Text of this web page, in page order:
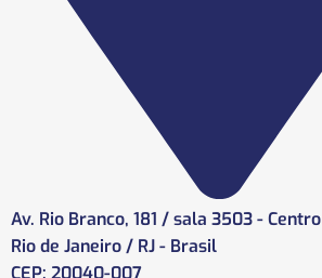
Av. Rio Branco, 181 / sala 3503 - Centro
Rio de Janeiro / RJ - Brasil
CEP: 20040-007